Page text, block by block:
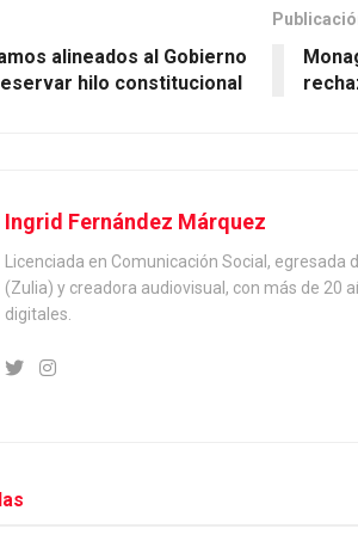
alineados al Gobierno
hilo constitucional
Ingrid Fernández Márquez
Licenciada en Comunicación Social,
(Zulia) y creadora audiovisual, con más de 20
digitales.